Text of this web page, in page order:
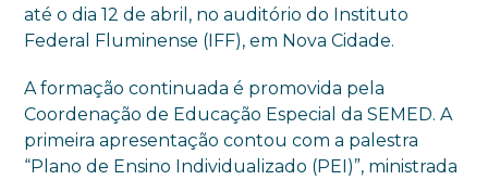
até o dia 12 de abril, no auditório do Instituto
Federal Fluminense (IFF), em Nova Cidade.
A formação continuada é promovida pela
Coordenação de Educação Especial da SEMED. A
primeira apresentação contou com a palestra
“Plano de Ensino Individualizado (PEI)”, ministrada